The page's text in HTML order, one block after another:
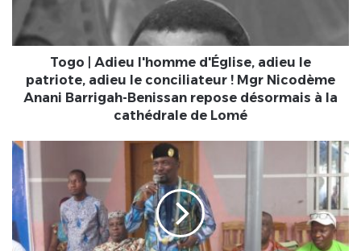
patriote,
adieu
conciliateur
Anani
Barrigah-
Benissan
repose
désormais
à
la
Togo | Adieu l'homme d'Église, adieu le
patriote, adieu le conciliateur ! Mgr Nicodème
Anani Barrigah-Benissan repose désormais à la
cathédrale de Lomé
Rentrée
scolaire
Togo
L'éducation